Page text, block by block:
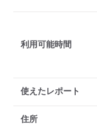
車種
利用可能時間
使えたレポート
住所